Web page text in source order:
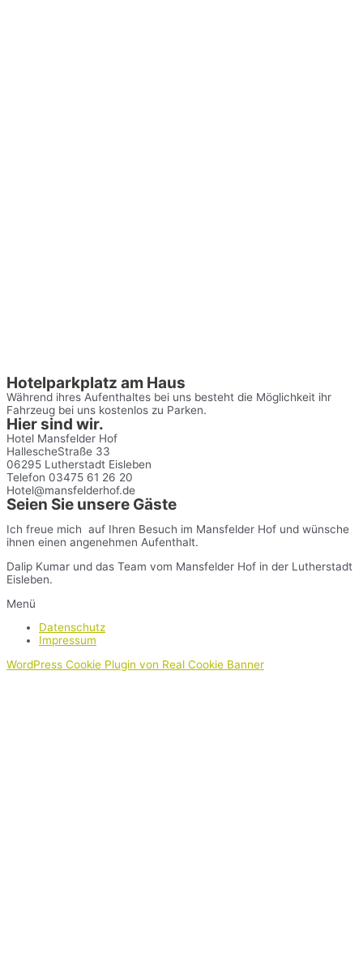
Hotelparkplatz am Haus
Während ihres Aufenthaltes bei uns besteht die Möglichkeit ihr
Fahrzeug bei uns kostenlos zu Parken.
Hier sind wir.
Hotel Mansfelder Hof
HallescheStraße 33
06295 Lutherstadt Eisleben
Telefon 03475 61 26 20
Hotel@mansfelderhof.de
Seien Sie unsere Gäste
Ich freue mich auf Ihren Besuch im Mansfelder Hof und wünsche
ihnen einen angenehmen Aufenthalt.
Dalip Kumar und das Team vom Mansfelder Hof in der Lutherstadt
Eisleben.
Menü
Datenschutz
Impressum
WordPress Cookie Plugin von Real Cookie Banner